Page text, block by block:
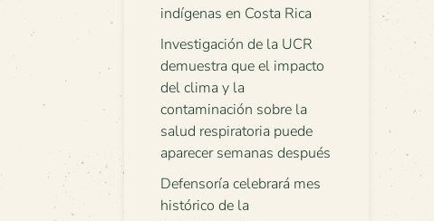
indígenas en Costa Rica
Investigación de la UCR
demuestra que el impacto
del clima y la
contaminación sobre la
salud respiratoria puede
aparecer semanas después
Defensoría celebrará mes
histórico de la